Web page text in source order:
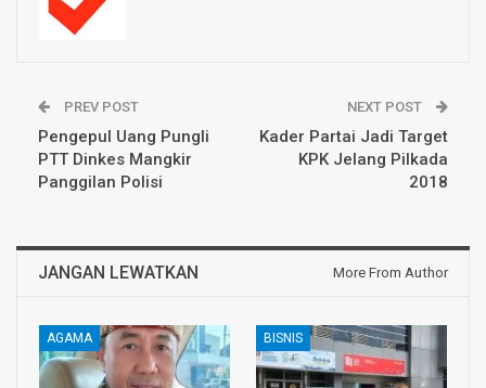
PREV POST
Pengepul Uang Pungli
PTT Dinkes Mangkir
Panggilan Polisi
NEXT POST
Kader Partai Jadi Target
KPK Jelang Pilkada
2018
JANGAN LEWATKAN More From Author
AGAMA BISNIS